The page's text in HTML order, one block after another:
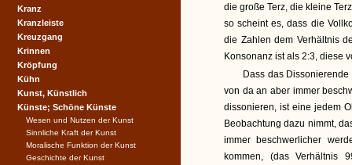
die große Terz, die kleine
so scheint es, dass die
die Zahlen dem Verhältnis
Konsonanz ist als 2:3, diese
Dass das
von da an aber immer
dissonieren, ist eine jedem
Beobachtung dazu nimmt,
immer beschwerlicher
kommen, (das Verhältnis
Kranz
Kranzleiste
Kreuzgang
Krinnen
Kröpfung
Kühn
Kunst, Künstlich
Künste; Schöne Künste
Wesen und Nutzen der Kunst
Sinnliche Kraft der Kunst
Moralische Funktion der Kunst
Geschichte der Kunst